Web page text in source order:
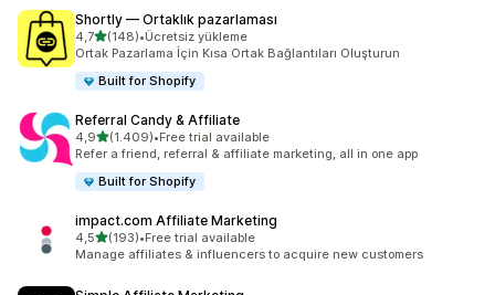
Shortly — Ortaklık pazarlaması
4,75 yıldız üzerinden
(148)
toplam 148 değerlendirme
•Ücretsiz yükleme
Ortak Pazarlama İçin Kısa Ortak Bağlantıları Oluşturun
Built for Shopify
Referral Candy & Affiliate
4,95 yıldız üzerinden
(1.409)
toplam 1409 değerlendirme
•Free trial available
Refer a friend, referral & affiliate marketing, all in one app
Built for Shopify
impact.com Affiliate Marketing
4,55 yıldız üzerinden
(193)
toplam 193 değerlendirme
•Free trial available
Manage affiliates & influencers to acquire new customers